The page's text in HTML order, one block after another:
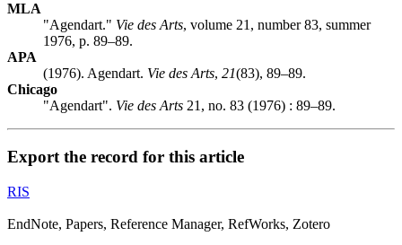
MLA
"Agendart." Vie des Arts, volume 21, number 83, summer
1976, p. 89–89.
APA
(1976). Agendart. Vie des Arts, 21(83), 89–89.
Chicago
"Agendart". Vie des Arts 21, no. 83 (1976) : 89–89.
Export the record for this article
RIS
EndNote, Papers, Reference Manager, RefWorks, Zotero